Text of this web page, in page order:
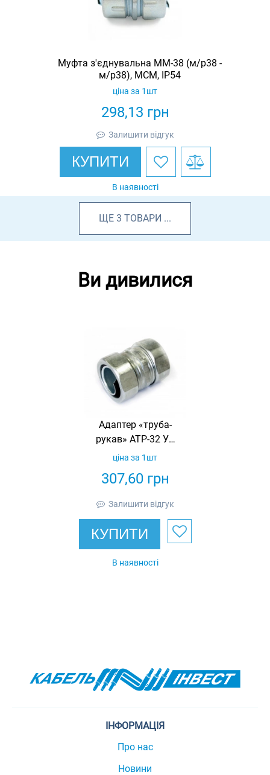
Муфта з'єднувальна ММ-38 (м/р38 -
м/р38), МСМ, IP54
298,13 грн
ціна за 1шт
Залишити відгук
КУПИТИ
В наявності
ЩЕ 3 ТОВАРИ ...
Ви дивилися
Адаптер «труба-
рукав» АТР-32 У2
IP43
307,60грн
ціна за 1шт
Залишити відгук
КУПИТИ
В наявності
ІНФОРМАЦІЯ
Про нас
Новини